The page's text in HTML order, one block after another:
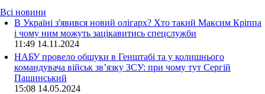
Всі новини
В Україні з'явився новий олігарх? Хто такий Максим Кріппа
і чому ним можуть зацікавитись спецслужби
11:49 14.11.2024
НАБУ провело обшуки в Генштабі та у колишнього
командувача військ зв’язку ЗСУ: при чому тут Сергій
Пашинський
15:08 14.05.2024